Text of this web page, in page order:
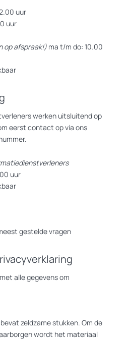
uur
uur
op afspraak!) ma t/m do: 10.00
werken uitsluitend op
eerst contact op via ons
uur
gestelde vragen
alle gegevens om
zeldzame stukken. Om de
wordt het materiaal